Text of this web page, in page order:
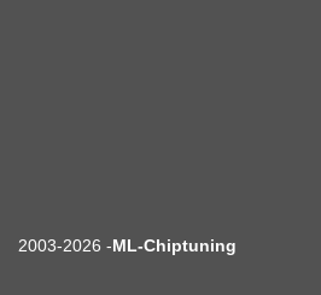
2003-2026 -ML-Chiptuning